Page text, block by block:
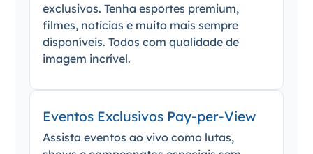
exclusivos. Tenha esportes premium,
filmes, notícias e muito mais sempre
disponíveis. Todos com qualidade de
imagem incrível.
Eventos Exclusivos Pay-per-View
Assista eventos ao vivo como lutas,